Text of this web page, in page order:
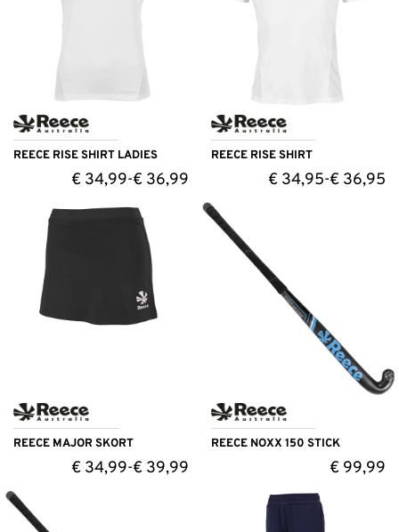
REECE RISE SHIRT LADIES
€34,99-€36,99
REECE RISE SHIRT
€ 34,95-€ 36,95
REECE MAJOR SKORT
€34,99-€39,99
REECE NOXX 150 STICK
€ 99,99